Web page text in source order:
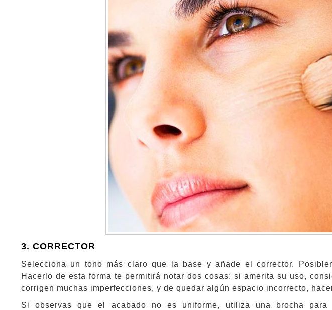
3. CORRECTOR
Selecciona un tono más claro que la base y añade el corrector.
Hacerlo de esta forma te permitirá notar dos cosas: si amerita su uso,
corrigen muchas imperfecciones, y de quedar algún espacio incorrecto,
Si observas que el acabado no es uniforme, utiliza una brocha para